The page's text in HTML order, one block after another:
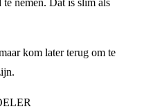
kom later terug om te